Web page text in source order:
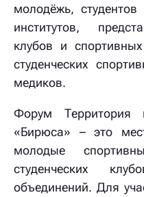
молодёжь,
институтов,
клубов и
студенческих
медиков.
Форум Территория
«Бирюса» – это
молодые
студенческих
объединений. Для